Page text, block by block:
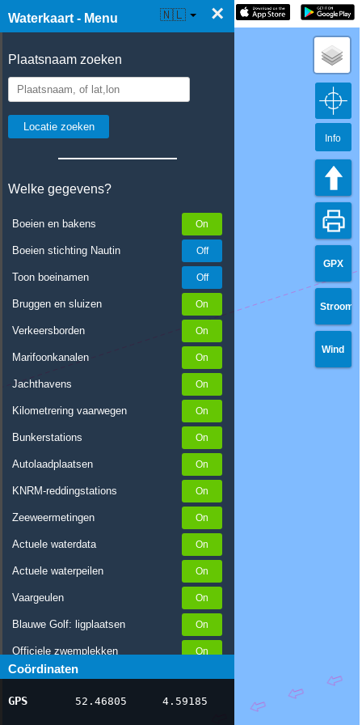
Waterkaart - Menu ×
Plaatsnaam zoeken
Welke gegevens?
Boeien en bakens
Boeien stichting Nautin
Toon boeinamen
Bruggen en sluizen
Verkeersborden
Marifoonkanalen
Jachthavens
Kilometrering vaarwegen
Bunkerstations
Autolaadplaatsen
KNRM-reddingstations
Zeeweermetingen
Actuele waterdata
Actuele waterpeilen
Vaargeulen
Blauwe Golf: ligplaatsen
Officiele zwemplekken
Stremmingen/hinder
AIS scheepsposities
Coördinaten
GPS 52.46805 4.59185
☰ Waterkaart Live 🇳🇱
GPX
Stroom
Wind
Info